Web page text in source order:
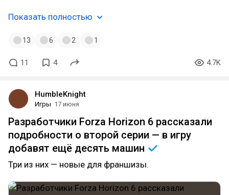
Показать полностью
13 6 2 1
11 4 4.7K
HumbleKnight
Игры 17 июня
Разработчики Forza Horizon 6 рассказали
подробности о второй серии — в игру
добавят ещё десять машин
Три из них — новые для франшизы.